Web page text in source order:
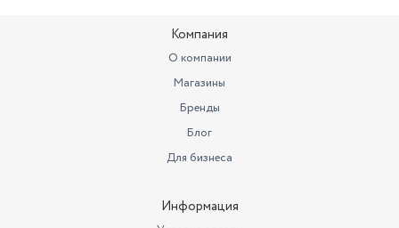
дерматиты и дерматозы,
нарушение целостности
кожных покровов, травмы,
кровоподтеки, аллергические р
упругости кожи, устранение
480 мА·ч
Компания
О компании
Магазины
Бренды
Блог
Для бизнеса
Информация